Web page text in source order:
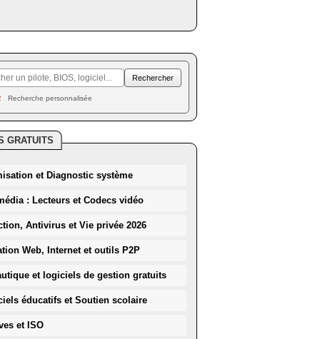
Recherche personnalisée
GRATUITS
et Diagnostic système
: Lecteurs et Codecs vidéo
Antivirus et Vie privée 2026
Web, Internet et outils P2P
et logiciels de gestion gratuits
éducatifs et Soutien scolaire
et ISO